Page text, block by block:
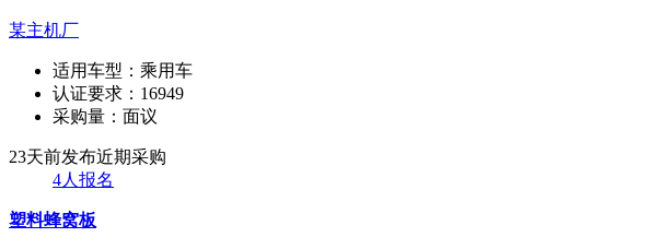
某主机厂
适用车型： 乘用车
认证要求： 16949
采购量： 面议
23天前发布近期采购
4人报名
塑料蜂窝板